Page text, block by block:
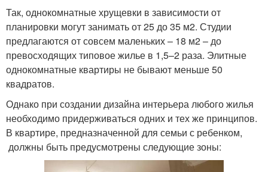
Так, однокомнатные хрущевки в зависимости от
планировки могут занимать от 25 до 35 м2. Студии
предлагаются от совсем маленьких – 18 м2 – до
превосходящих типовое жилье в 1,5–2 раза. Элитные
однокомнатные квартиры не бывают меньше 50
квадратов.
Однако при создании дизайна интерьера любого жилья
необходимо придерживаться одних и тех же принципов.
В квартире, предназначенной для семьи с ребенком,
должны быть предусмотрены следующие зоны: